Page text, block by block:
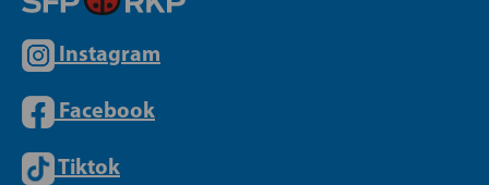
Instagram
Facebook
Tiktok